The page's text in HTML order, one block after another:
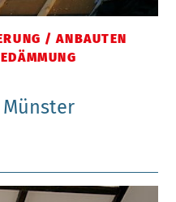
/ ANBAUTEN